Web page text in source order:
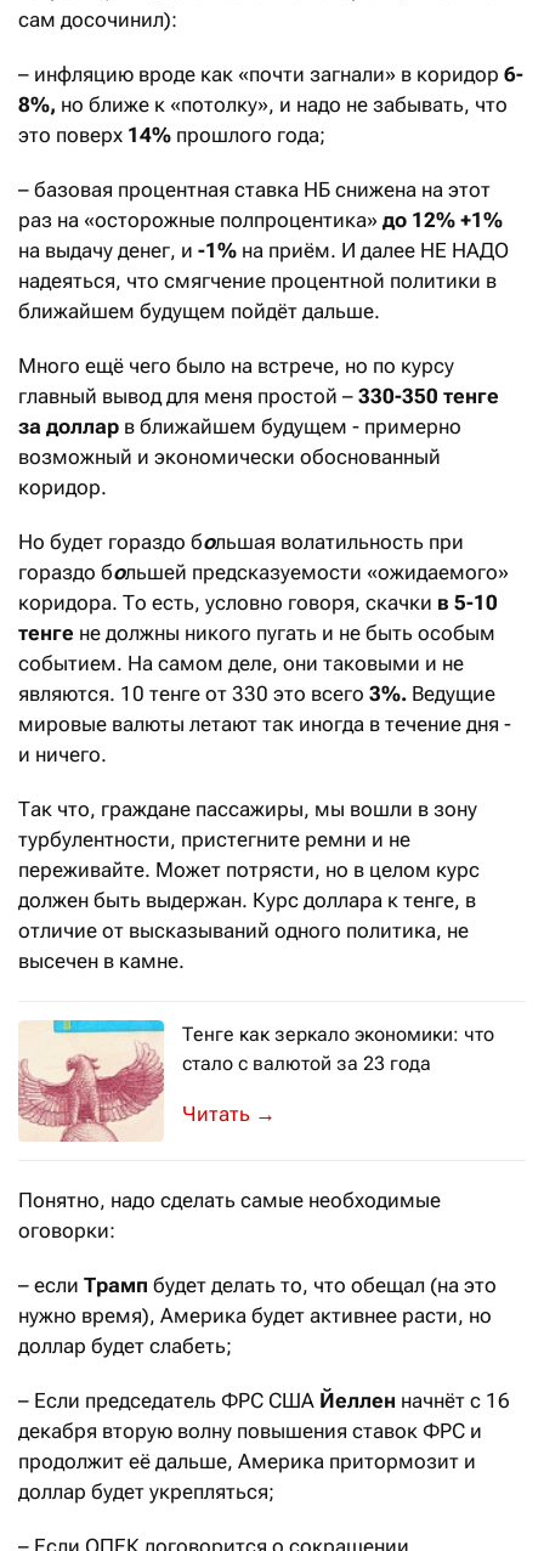
сам досочинил):
– инфляцию вроде как «почти загнали» в коридор 6-
8%, но ближе к «потолку», и надо не забывать, что
это поверх 14% прошлого года;
– базовая процентная ставка НБ снижена на этот
раз на «осторожные полпроцентика» до 12% +1%
на выдачу денег, и -1% на приём. И далее НЕ НАДО
надеяться, что смягчение процентной политики в
ближайшем будущем пойдёт дальше.
Много ещё чего было на встрече, но по курсу
главный вывод для меня простой – 330-350 тенге
за доллар в ближайшем будущем - примерно
возможный и экономически обоснованный
коридор.
Но будет гораздо большая волатильность при
гораздо большей предсказуемости «ожидаемого»
коридора. То есть, условно говоря, скачки в 5-10
тенге не должны никого пугать и не быть особым
событием. На самом деле, они таковыми и не
являются. 10 тенге от 330 это всего 3%. Ведущие
мировые валюты летают так иногда в течение дня -
и ничего.
Так что, граждане пассажиры, мы вошли в зону
турбулентности, пристегните ремни и не
переживайте. Может потрясти, но в целом курс
должен быть выдержан. Курс доллара к тенге, в
отличие от высказываний одного политика, не
высечен в камне.
Тенге как зеркало экономики: что
стало с валютой за 23 года
Национальная валюта встретила
→
Понятно, надо сделать самые необходимые
оговорки:
– если Трамп будет делать то, что обещал (на это
нужно время), Америка будет активнее расти, но
доллар будет слабеть;
– Если председатель ФРС США Йеллен начнёт с 16
декабря вторую волну повышения ставок ФРС и
продолжит её дальше, Америка притормозит и
доллар будет укрепляться;
– Если ОПЕК договорится о сокращении